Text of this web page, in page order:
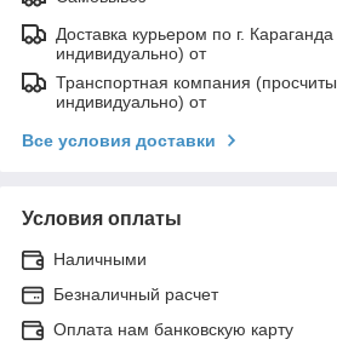
Доставка курьером по г.
индивидуально) от
Транспортная компания
индивидуально) от
Все условия доставки
Условия оплаты
Наличными
Безналичный расчет
Оплата нам банковскую карту